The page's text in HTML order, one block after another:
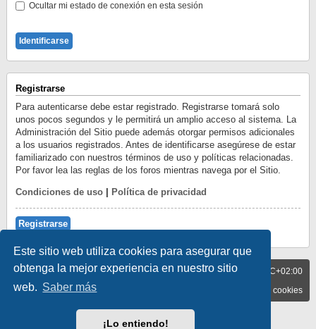
Este sitio web utiliza cookies para asegurar que
obtenga la mejor experiencia en nuestro sitio
web. Saber más
¡Lo entiendo!
Ocultar mi estado de conexión en esta sesión
Registrarse
Para autenticarse debe estar registrado. Registrarse tomará solo
unos pocos segundos y le permitirá un amplio acceso al sistema. La
Administración del Sitio puede además otorgar permisos adicionales
a los usuarios registrados. Antes de identificarse asegúrese de estar
familiarizado con nuestros términos de uso y políticas relacionadas.
Por favor lea las reglas de los foros mientras navega por el Sitio.
Condiciones de uso Política de privacidad
Registrarse
BLOG FORO Todos los horarios son
UTC+02:00
Borrar cookies
Desarrollado por
® Forum Software © phpBB Limited
Traducción al español por